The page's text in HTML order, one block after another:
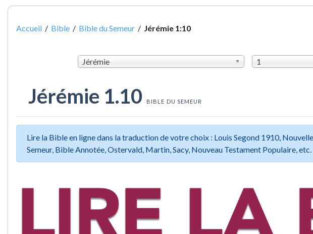
Accueil / Bible / Bible du Semeur / Jérémie 1:10
Jérémie 1
Jérémie 1.10 BIBLE DU SEMEUR
Lire la Bible en ligne dans la traduction de votre choix : Louis Segond 1910,
Semeur, Bible Annotée, Ostervald, Martin, Sacy, Nouveau Testament Populaire, etc.